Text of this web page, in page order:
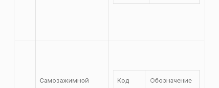
Самозажимной
Код Обозначение